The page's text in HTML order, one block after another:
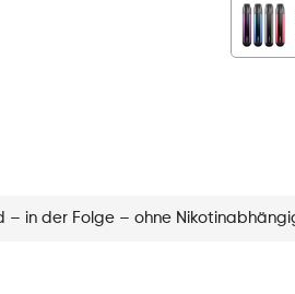
Lush
ice
– in der Folge – ohne